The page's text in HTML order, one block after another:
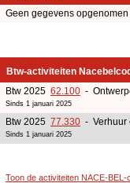
Geen gegevens opgenomen
Btw-activiteiten
Btw 2025 62.100 -
Sinds 1 januari 2025
Btw 2025 77.330 - Verhuur
Sinds 1 januari 2025
Toon de activiteiten NACE-